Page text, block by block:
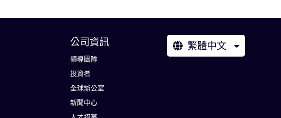
公司資訊
領導團隊
投資者
全球辦公室
新聞中心
繁體中文